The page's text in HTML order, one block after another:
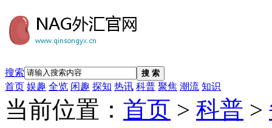
搜索 搜 索
首页 娱趣 全览 闲趣 探知 热讯 科普 聚焦 潮流 知识
当前位置： 首页 > 科普 >